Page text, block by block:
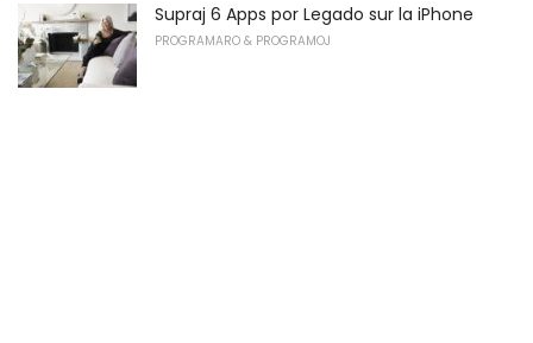
Supraj 6 Apps por Legado sur la iPhone
PROGRAMARO & PROGRAMOJ